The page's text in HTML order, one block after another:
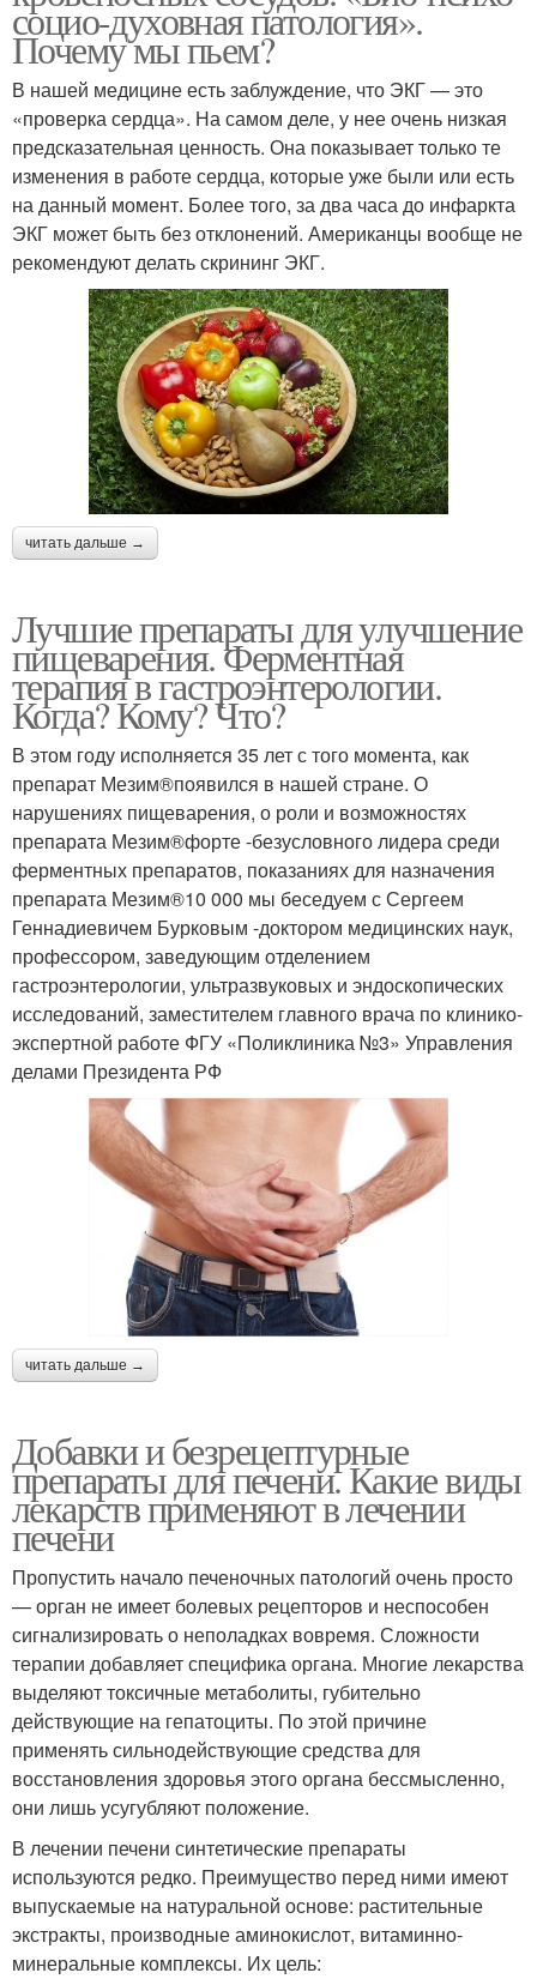
социо-духовная патология».
Почему мы пьем?
В нашей медицине есть заблуждение, что ЭКГ — это
«проверка сердца». На самом деле, у нее очень низкая
предсказательная ценность. Она показывает только те
изменения в работе сердца, которые уже были или есть
на данный момент. Более того, за два часа до инфаркта
ЭКГ может быть без отклонений. Американцы вообще не
рекомендуют делать скрининг ЭКГ.
читать дальше →
Лучшие препараты для улучшение
пищеварения. Ферментная
терапия в гастроэнтерологии.
Когда? Кому? Что?
В этом году исполняется 35 лет с того момента, как
препарат Мезим®появился в нашей стране. О
нарушениях пищеварения, о роли и возможностях
препарата Мезим®форте -безусловного лидера среди
ферментных препаратов, показаниях для назначения
препарата Мезим®10 000 мы беседуем с Сергеем
Геннадиевичем Бурковым -доктором медицинских наук,
профессором, заведующим отделением
гастроэнтерологии, ультразвуковых и эндоскопических
исследований, заместителем главного врача по клинико-
экспертной работе ФГУ «Поликлиника №3» Управления
делами Президента РФ
читать дальше →
Добавки и безрецептурные
препараты для печени. Какие виды
лекарств применяют в лечении
печени
Пропустить начало печеночных патологий очень просто
— орган не имеет болевых рецепторов и неспособен
сигнализировать о неполадках вовремя. Сложности
терапии добавляет специфика органа. Многие лекарства
выделяют токсичные метаболиты, губительно
действующие на гепатоциты. По этой причине
применять сильнодействующие средства для
восстановления здоровья этого органа бессмысленно,
они лишь усугубляют положение.
В лечении печени синтетические препараты
используются редко. Преимущество перед ними имеют
выпускаемые на натуральной основе: растительные
экстракты, производные аминокислот, витаминно-
минеральные комплексы. Их цель: